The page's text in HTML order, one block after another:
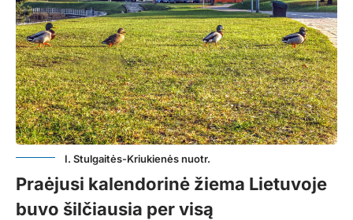
I. Stulgaitės-Kriukienės nuotr.
Praėjusi kalendorinė žiema Lietuvoje
buvo šilčiausia per visą